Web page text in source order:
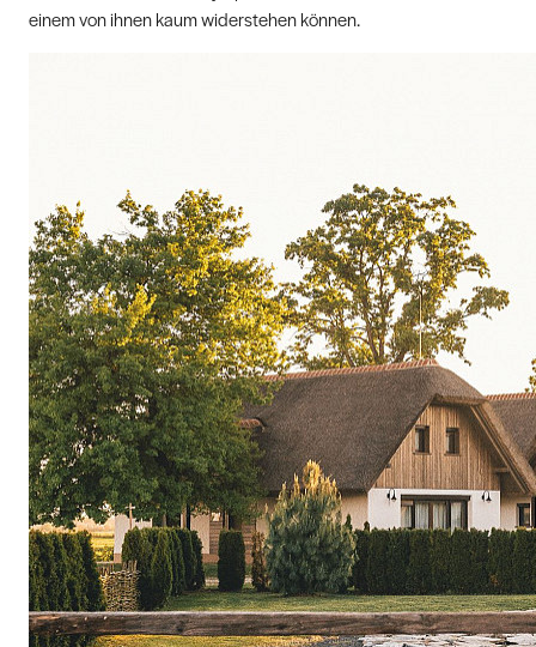
einem von ihnen kaum widerstehen können.